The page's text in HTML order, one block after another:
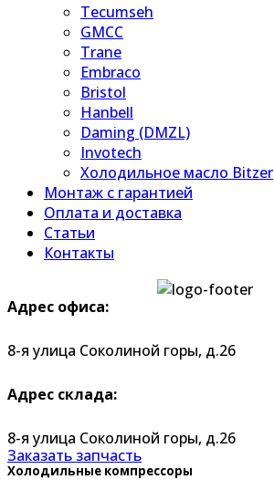
Tecumseh
GMCC
Trane
Embraco
Bristol
Hanbell
Daming (DMZL)
Invotech
Холодильное масло Bitzer
Монтаж с гарантией
Оплата и доставка
Статьи
Контакты
Адрес офиса:
8-я улица Соколиной горы, д.26
Адрес склада:
8-я улица Соколиной горы, д.26
Заказать запчасть
Холодильные компрессоры